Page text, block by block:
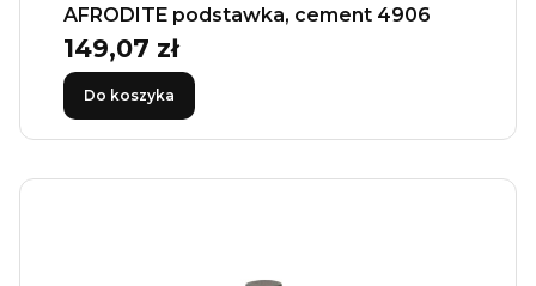
AFRODITE podstawka, cement 4906
Cena
149,07 zł
Do koszyka